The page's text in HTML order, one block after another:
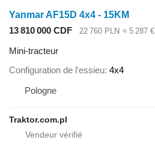
Yanmar AF15D 4x4 - 15KM
13 810 000 CDF
22 760 PLN ≈ 5 287 €
Mini-tracteur
Configuration de l'essieu 4x4
Pologne
Traktor.com.pl